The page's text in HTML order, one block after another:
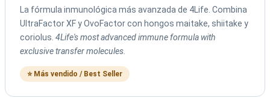
La fórmula inmunológica más avanzada de 4Life. Combina
UltraFactor XF y OvoFactor con hongos maitake, shiitake y
coriolus. 4Life's most advanced immune formula with
exclusive transfer molecules.
⭐ Más vendido / Best Seller